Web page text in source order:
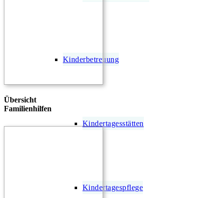
Kinderbetreuung
Kindertagesstätten
Kindertagespflege
Übersicht
Familienhilfen